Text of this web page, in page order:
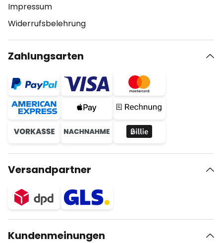
Impressum
Widerrufsbelehrung
Zahlungsarten
Versandpartner
Kundenmeinungen